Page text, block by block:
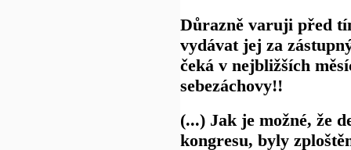
Důrazně varuji před
vydávat jej za
čeká v nejbližších
sebezáchovy!!
(...) Jak je možné, že
kongresu, byly